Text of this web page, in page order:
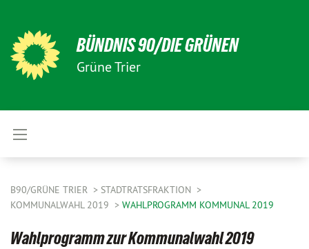
BÜNDNIS 90/DIE GRÜNEN
Grüne Trier
B90/GRÜNE TRIER
STADTRATSFRAKTION
KOMMUNALWAHL 2019
WAHLPROGRAMM KOMMUNAL 2019
Wahlprogramm zur Kommunalwahl 2019